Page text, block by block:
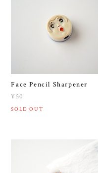
Face Pencil Sharpener
¥50
SOLD OUT